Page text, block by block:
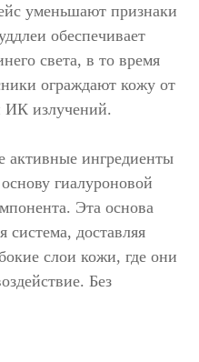
уменьшают признаки
обеспечивает
света, в то время
ограждают кожу от
ИК излучений.
активные ингредиенты
гиалуроновой
Эта основа
система, доставляя
слои кожи, где они
Без